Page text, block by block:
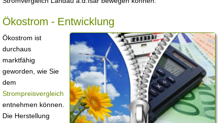
Ökostrom - Entwicklung
Ökostrom ist
durchaus
marktfähig
geworden, wie Sie
dem
Strompreisvergleich
entnehmen können.
Die Herstellung